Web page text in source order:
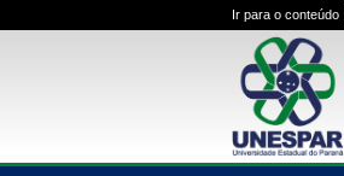
Ir para o conteúdo